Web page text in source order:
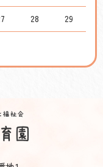
28 29